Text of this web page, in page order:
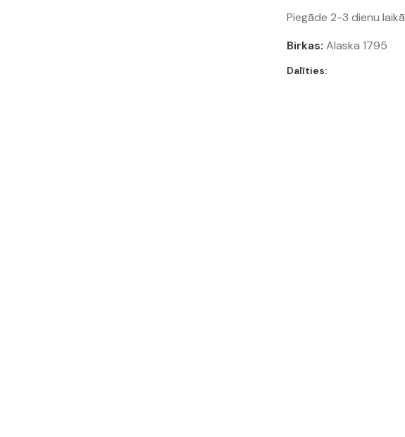
Piegāde 2-3 dienu laikā
Birkas: Alaska 1795
Dalīties: